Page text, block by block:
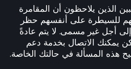
الذين يلاحظون أن المقامرة
للسيطرة على أنفسهم حظر
أجل غير مسمى. لا يتم عادةً
يمكنك الاتصال بخدمة دعم